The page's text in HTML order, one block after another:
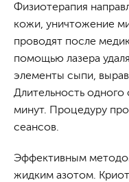
Физиотерапия
кожи, уничтожение
проводят после
помощью лазера
элементы сыпи,
Длительность одного
минут. Процедуру
сеансов.
Эффективным
жидким азотом.